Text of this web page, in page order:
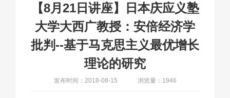
【8月21日讲座】日本庆应义塾
大学大西广教授：安倍经济学
批判--基于马克思主义最优增长
理论的研究
发布时间：2018-08-15 浏览量：1946